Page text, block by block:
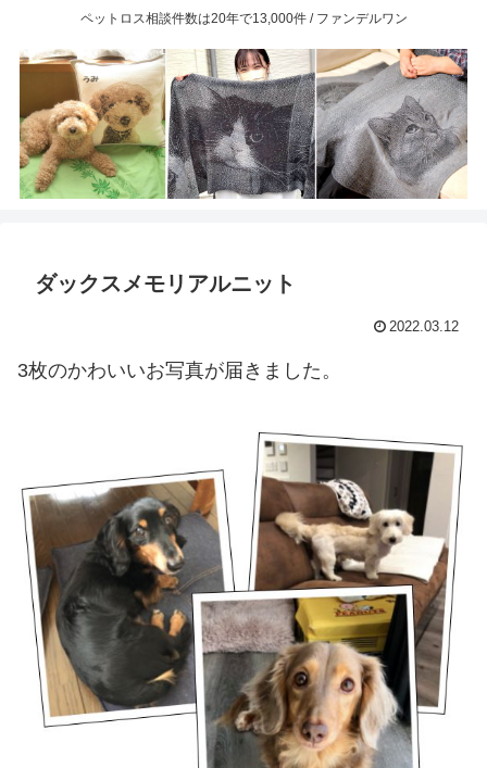
ペットロス相談件数は20年で13,000件 / ファンデルワン
ダックスメモリアルニット
2022.03.12
3枚のかわいいお写真が届きました。